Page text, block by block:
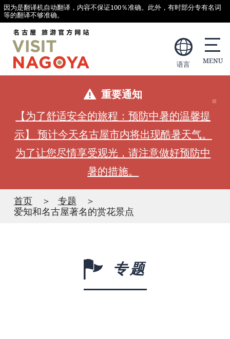
因为是翻译机自动翻译，内容不保证100％准确。此外，有时部分专有名词
等的翻译不够准确。
语言
重要通知
【为了舒适安全的旅程：预防中暑的温馨提
示】 预计今天名古屋市内将出现酷暑天气。
为了让您尽情享受观光，请注意做好预防中
暑的措施。
首页
专题
爱知和名古屋著名的赏花景点
专题